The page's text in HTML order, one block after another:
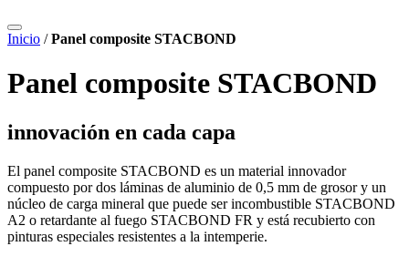
Inicio /Panel composite STACBOND
Panel composite STACBOND
innovación en cada capa
El panel composite STACBOND es un material innovador
compuesto por dos láminas de aluminio de 0,5 mm de grosor y un
núcleo de carga mineral que puede ser incombustible STACBOND
A2 o retardante al fuego STACBOND FR y está recubierto con
pinturas especiales resistentes a la intemperie.